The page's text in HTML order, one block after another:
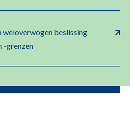
weloverwogen beslissing
-grenzen